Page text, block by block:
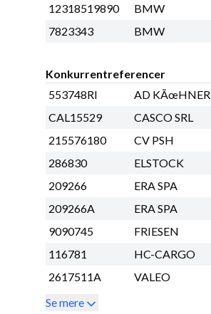
12318519890
BMW
7823343
BMW
Konkurrentreferencer
553748RI
AD KÃœHNER
CAL15529
CASCO SRL
215576180
CV PSH
286830
ELSTOCK
209266
ERA SPA
209266A
ERA SPA
9090745
FRIESEN
116781
HC-CARGO
2617511A
VALEO
Se mere